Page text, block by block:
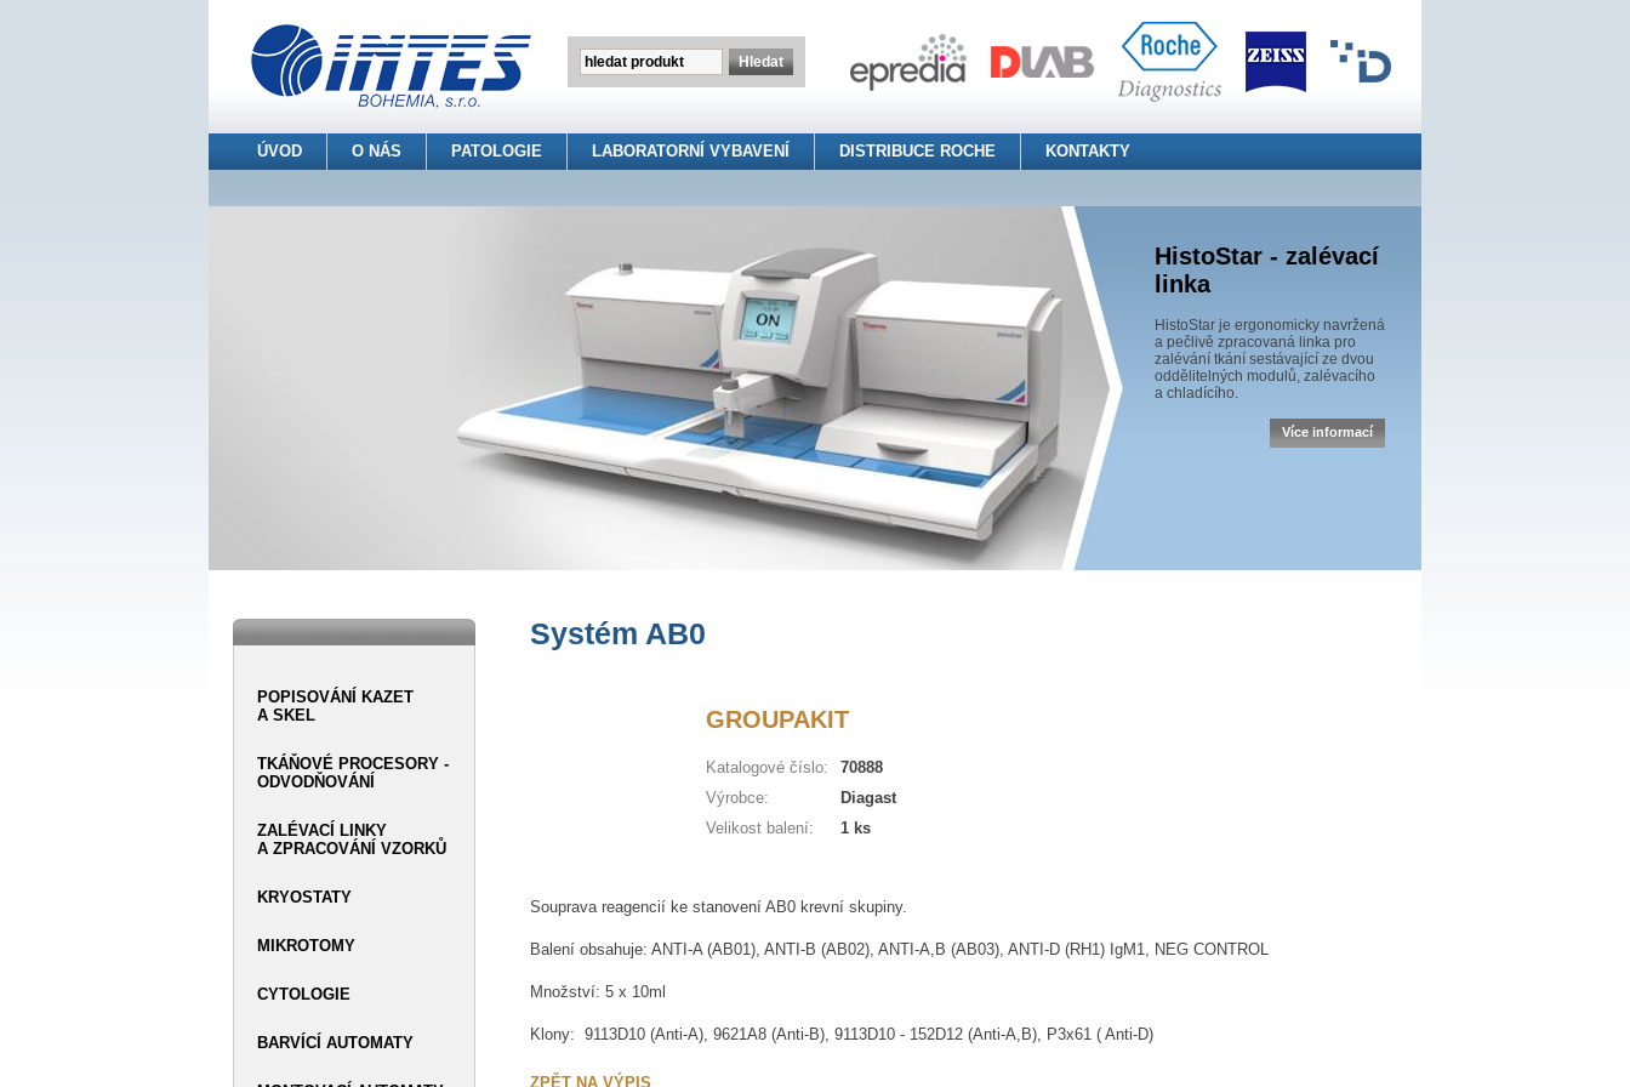
ÚVOD O NÁS PATOLOGIE LABORATORNÍ VYBAVENÍ DISTRIBUCE ROCHE KONTAKTY
HistoStar - zalévací
linka
HistoStar je ergonomicky navržená
a pečlivě zpracovaná linka pro
zalévání tkání sestávající ze dvou
oddělitelných modulů, zalévacího
a chladícího.
Více informací
Systém AB0
GROUPAKIT
Katalogové číslo:
70888
Výrobce:
Diagast
Velikost balení:
1 ks
Souprava reagencií ke stanovení AB0 krevní skupiny.
Balení obsahuje: ANTI-A (AB01), ANTI-B (AB02), ANTI-A,B (AB03), ANTI-D (RH1) IgM1, NEG CONTROL
Množství: 5 x 10ml
Klony: 9113D10 (Anti-A), 9621A8 (Anti-B), 9113D10 - 152D12 (Anti-A,B), P3x61 ( Anti-D)
ZPĚT NA VÝPIS
POPISOVÁNÍ KAZET
A SKEL
TKÁŇOVÉ PROCESORY -
ODVODŇOVÁNÍ
ZALÉVACÍ LINKY
A ZPRACOVÁNÍ VZORKŮ
KRYOSTATY
MIKROTOMY
CYTOLOGIE
BARVÍCÍ AUTOMATY